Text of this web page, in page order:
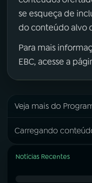
se esqueça de
do conteúdo alvo
Para mais
EBC, acesse a
Veja mais do
Carregando
Notícias Recentes